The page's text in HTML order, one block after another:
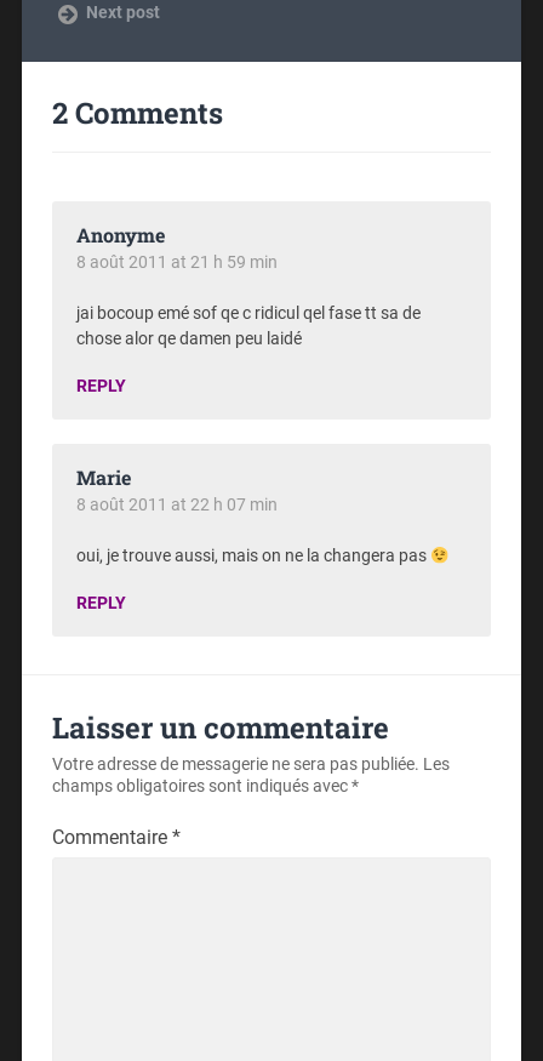
Next post
2 Comments
Anonyme
8 août 2011 at 21 h 59 min
jai bocoup emé sof qe c ridicul qel fase tt sa de
chose alor qe damen peu laidé
REPLY
Marie
8 août 2011 at 22 h 07 min
oui, je trouve aussi, mais on ne la changera pas
REPLY
Laisser un commentaire
Votre adresse de messagerie ne sera pas publiée. Les
champs obligatoires sont indiqués avec*
Commentaire *